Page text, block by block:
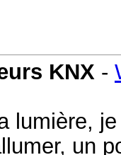
KNX -
lumière,
un